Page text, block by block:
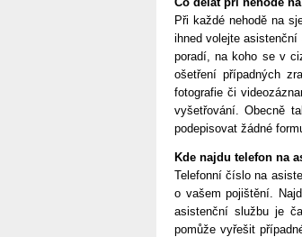
Při každé nehodě na
ihned volejte
poradí, na koho se v
ošetření případných
fotografie či
vyšetřování. Obecně
podepisovat žádné
Kde najdu telefon na
Telefonní číslo na
o vašem pojištění.
asistenční službu je
pomůže vyřešit